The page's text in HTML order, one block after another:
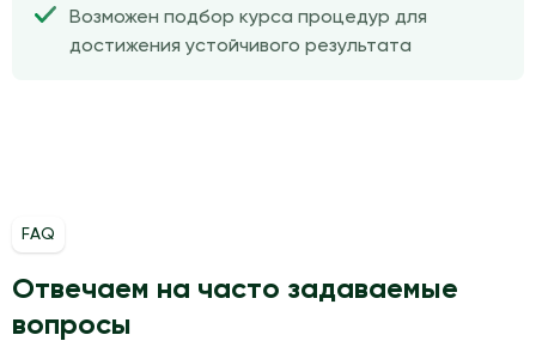
Возможен подбор курса процедур для
достижения устойчивого результата
FAQ
Отвечаем на часто задаваемые
вопросы